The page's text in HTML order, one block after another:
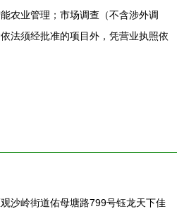
农业管理；市场调查（不含涉外调
法须经批准的项目外，凭营业执照依
沙岭街道佑母塘路799号钰龙天下佳